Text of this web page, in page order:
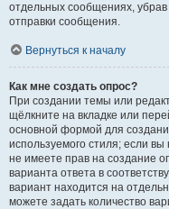
отдельных сообщениях,
отправки сообщения.
Вернуться к началу
Как мне создать опрос?
При создании темы или
щёлкните на вкладке или
основной формой для
используемого стиля; если
не имеете прав на создание
варианта ответа в
вариант находится на
можете задать количество